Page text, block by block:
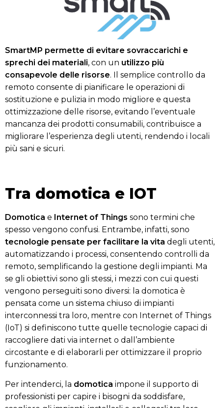
SmartMP permette di evitare sovraccarichi e
sprechi dei materiali, con un utilizzo più
consapevole delle risorse. Il semplice controllo da
remoto consente di pianificare le operazioni di
sostituzione e pulizia in modo migliore e questa
ottimizzazione delle risorse, evitando l’eventuale
mancanza dei prodotti consumabili, contribuisce a
migliorare l’esperienza degli utenti, rendendo i locali
più sani e sicuri.
Tra domotica e IOT
Domotica e Internet of Things sono termini che
spesso vengono confusi. Entrambe, infatti, sono
tecnologie pensate per facilitare la vita degli utenti,
automatizzando i processi, consentendo controlli da
remoto, semplificando la gestione degli impianti. Ma
se gli obiettivi sono gli stessi, i mezzi con cui questi
vengono perseguiti sono diversi: la domotica è
pensata come un sistema chiuso di impianti
interconnessi tra loro, mentre con Internet of Things
(IoT) si definiscono tutte quelle tecnologie capaci di
raccogliere dati via internet o dall’ambiente
circostante e di elaborarli per ottimizzare il proprio
funzionamento.
Per intenderci, la domotica impone il supporto di
professionisti per capire i bisogni da soddisfare,